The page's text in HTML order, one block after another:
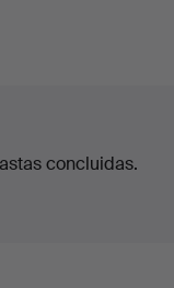
concluidas.